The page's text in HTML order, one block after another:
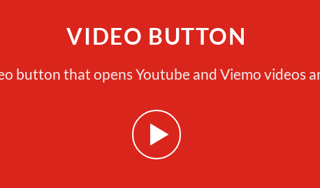
VIDEO BUTTON
button that opens Youtube and Viemo videos